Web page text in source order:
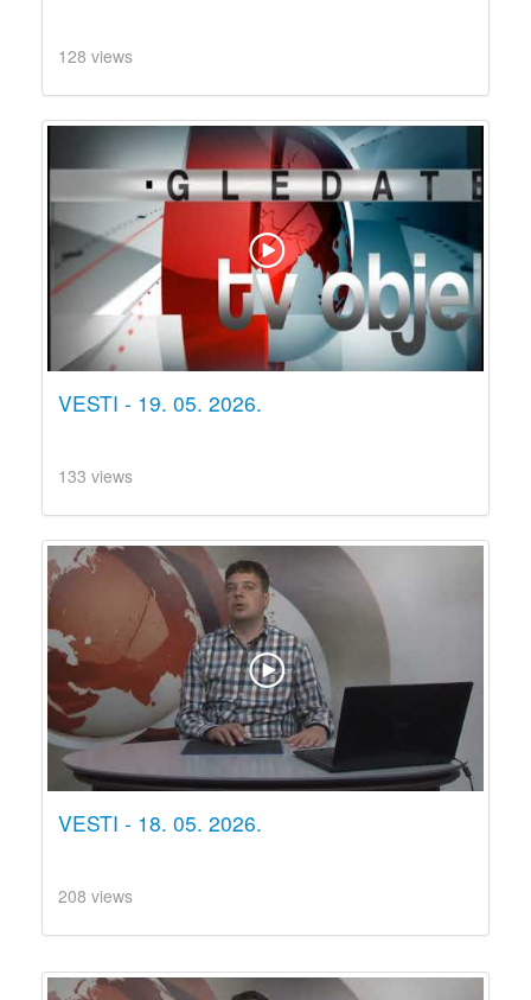
128 views
VESTI - 19. 05. 2026.
133 views
VESTI - 18. 05. 2026.
208 views